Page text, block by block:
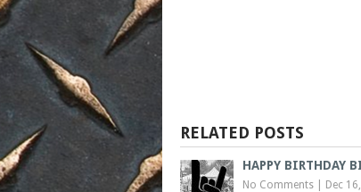
RELATED POSTS
HAPPY BIRTHDAY
No Comments Dec